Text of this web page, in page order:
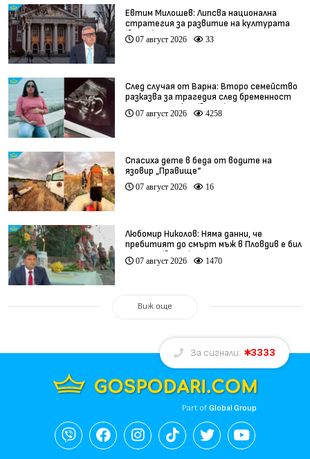
Евтим Милошев: Липсва национална
стратегия за развитие на културата
(видео)
07 август 2026 33
След случая от Варна: Второ семейство
разказва за трагедия след бременност
при същия лекар (видео)
07 август 2026 4258
Спасиха дете в беда от водите на
язовир „Правище“
07 август 2026 16
Любомир Николов: Няма данни, че
пребитият до смърт мъж в Пловдив е бил
педофил (видео)
07 август 2026 1470
Виж още
За сигнали: 3333
Part ofGlobal Group